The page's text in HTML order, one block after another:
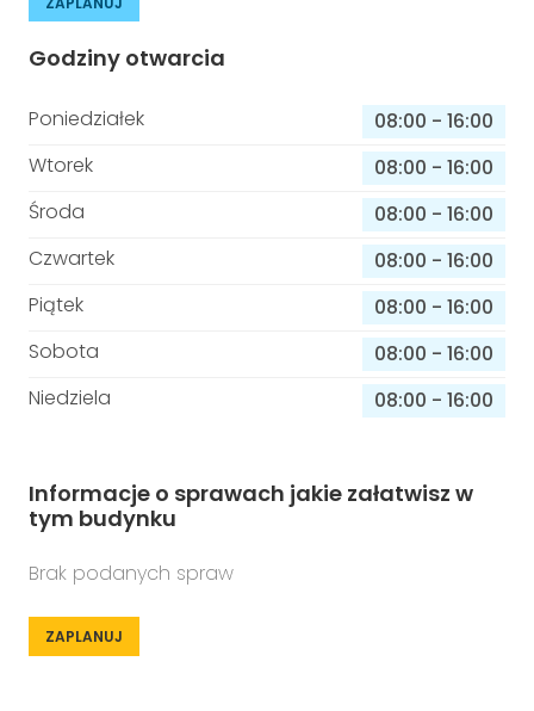
Godziny otwarcia
Poniedziałek 08:00 - 16:00
Wtorek
08:00 - 16:00
Środa
08:00 - 16:00
Czwartek
08:00 - 16:00
Piątek
08:00 - 16:00
Sobota
08:00 - 16:00
Niedziela
08:00 - 16:00
Informacje o sprawach jakie załatwisz w
tym budynku
Brak podanych spraw
ZAPLANUJ